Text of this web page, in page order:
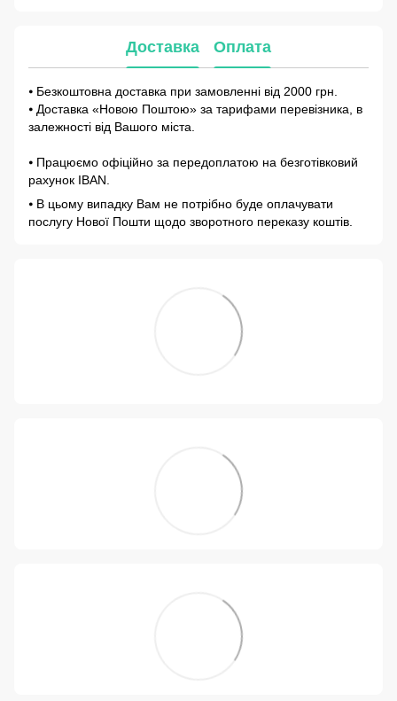
Доставка Оплата
⦁ Безкоштовна доставка при замовленні від 2000 грн.
⦁ Доставка «Новою Поштою» за тарифами перевізника, в
залежності від Вашого міста.
⦁ Працюємо офіційно за передоплатою на безготівковий
рахунок IBAN.
⦁ В цьому випадку Вам не потрібно буде оплачувати
послугу Нової Пошти щодо зворотного переказу коштів.